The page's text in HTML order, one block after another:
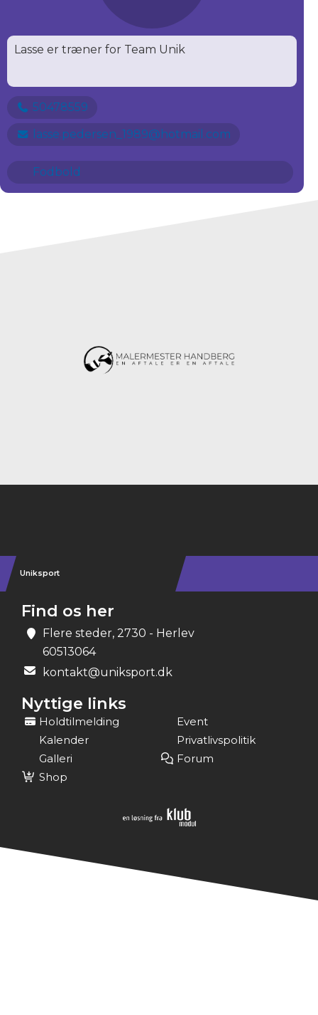
Lasse er træner for Team Unik
50478559
lasse.pedersen_1989@hotmail.com
Fodbold
Uniksport
Find os her
Flere steder, 2730 - Herlev
60513064
kontakt@uniksport.dk
Nyttige links
Holdtilmelding
Event
Kalender
Privatlivspolitik
Galleri
Forum
Shop